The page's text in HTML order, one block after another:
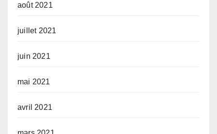
août 2021
juillet 2021
juin 2021
mai 2021
avril 2021